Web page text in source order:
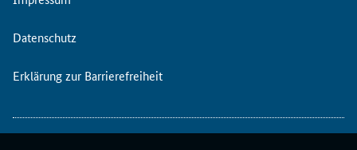
e
b
Datenschutz
Erklärung zur Barrierefreiheit